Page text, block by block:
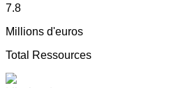
7.8
Millions d'euros
Total Ressources